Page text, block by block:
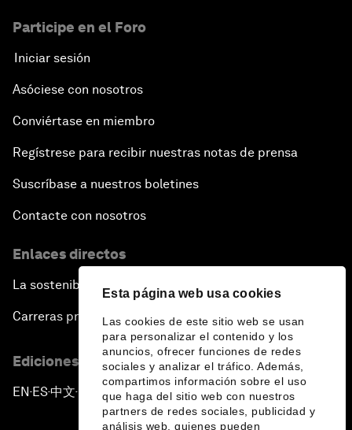
Esta página web usa cookies
Las cookies de este sitio web se usan
para personalizar el contenido y los
anuncios, ofrecer funciones de redes
sociales y analizar el tráfico. Además,
compartimos información sobre el uso
que haga del sitio web con nuestros
partners de redes sociales, publicidad y
análisis web, quienes pueden
Participe en el Foro
Iniciar sesión
Asóciese con nosotros
Conviértase en miembro
Regístrese para recibir nuestras notas de prensa
Suscríbase a nuestros boletines
Contacte con nosotros
Enlaces directos
La sostenibilidad en el Foro
Carreras profesionales
Ediciones en otros idiomas
EN ▪ ES▪中文▪ 日本語